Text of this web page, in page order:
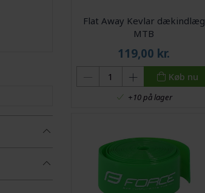
Flat Away Kevlar dækindlæg
MTB
119,00 kr.
Køb nu
+10 på lager